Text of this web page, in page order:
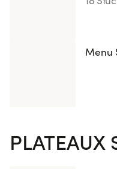
Menu
PLATEAUX